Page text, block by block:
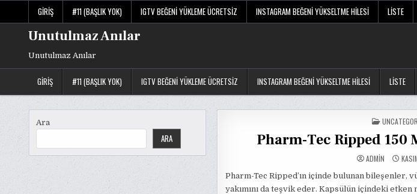
content
GIRIŞ #11 (BAŞLIK YOK) IGTV BEĞENI YÜKLEME ÜCRETSIZ INSTAGRAM BEĞENI YÜKSELTME HILESI LISTE
Unutulmaz Anılar
Unutulmaz Anılar
GIRIŞ #11 (BAŞLIK YOK) IGTV BEĞENI YÜKLEME ÜCRETSIZ INSTAGRAM BEĞENI YÜKSELTME HILESI LISTE
Ara
ARA
POSTED
IN
Pharm-Tec Ripped 150
ADMIN
Pharm-Tec Ripped’ın içinde bulunan bileşenler,
yakımını da teşvik eder. Kapsülün içindeki